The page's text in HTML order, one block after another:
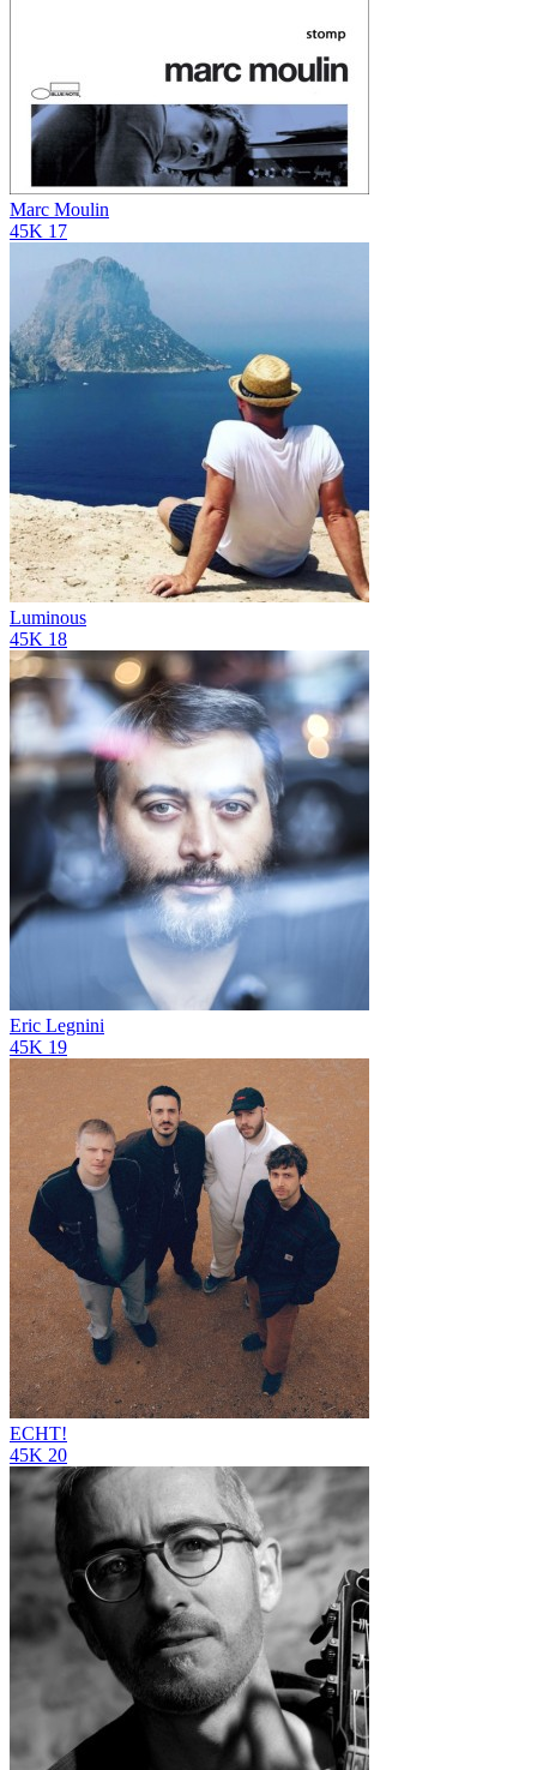
Marc Moulin
45K 17
Luminous
45K 18
Eric Legnini
45K 19
ECHT!
45K 20